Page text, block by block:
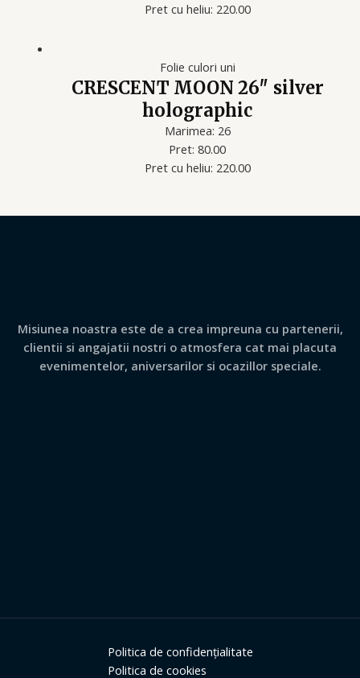
Pret cu heliu: 220.00
Folie culori uni
CRESCENT MOON 26″ silver
holographic
Marimea: 26
Pret: 80.00
Pret cu heliu: 220.00
Misiunea noastra este de a crea impreuna cu partenerii,
clientii si angajatii nostri o atmosfera cat mai placuta
evenimentelor, aniversarilor si ocazillor speciale.
Politica de confidențialitate
Politica de cookies